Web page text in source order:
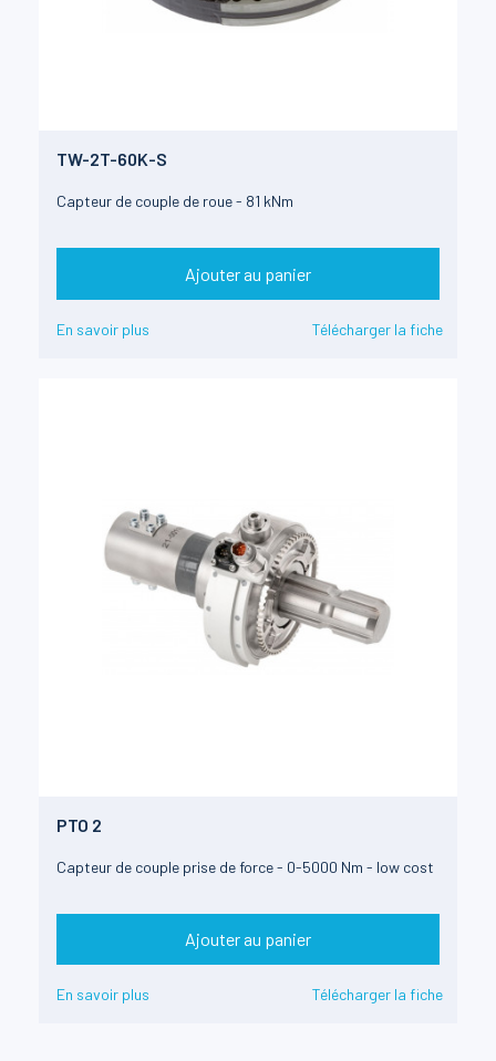
TW-2T-60K-S
Capteur de couple de roue - 81 kNm
Ajouter au panier
En savoir plus Télécharger la fiche
PTO 2
Capteur de couple prise de force - 0-5000 Nm - low cost
Ajouter au panier
En savoir plus Télécharger la fiche